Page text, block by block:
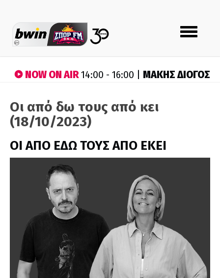
Toggle
navigation
NOW ON AIR14:00 - 16:00 | ΜΑΚΗΣ ΔΙΟΓΟΣ
Οι από δω τους από κει
(18/10/2023)
ΟΙ ΑΠΟ ΕΔΩ ΤΟΥΣ ΑΠΟ ΕΚΕΙ